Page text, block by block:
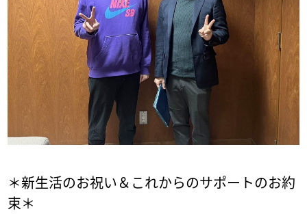
スタッフ紹介（「住まい」のコンサルタント）
お客様の声
採用情報
お気に入り物件一覧
＊新生活のお祝い＆これからのサポートのお約
束＊